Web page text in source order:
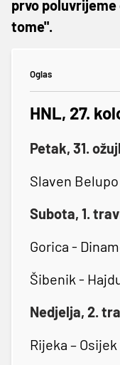
prvo poluvrijeme
tome".
Oglas
HNL, 27.
Petak, 31.
Slaven
Subota, 1.
Gorica -
Šibenik -
Nedjelja, 2.
Rijeka – Osijek